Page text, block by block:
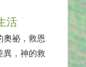
活
奧祕，救恩
異，神的救